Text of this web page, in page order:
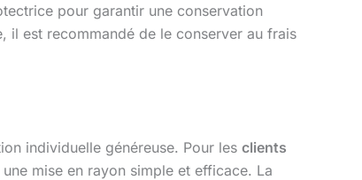
pour garantir une conservation
il est recommandé de le conserver au frais
individuelle généreuse. Pour les clients
mise en rayon simple et efficace. La